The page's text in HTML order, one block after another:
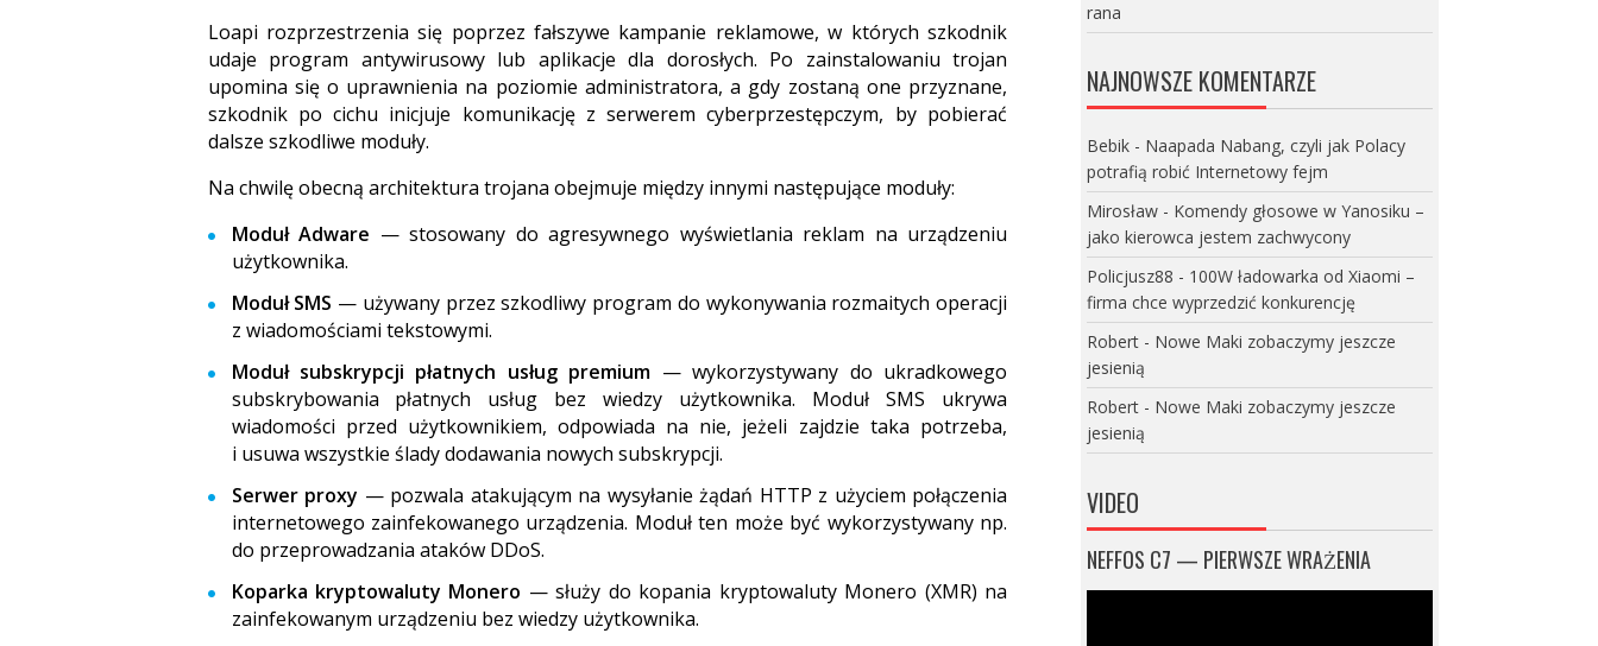
Loapi rozprzestrzenia się poprzez fałszywe kampanie reklamowe, w których szkodnik
udaje program antywirusowy lub aplikacje dla dorosłych. Po zainstalowaniu trojan
upomina się o uprawnienia na poziomie administratora, a gdy zostaną one przyznane,
szkodnik po cichu inicjuje komunikację z serwerem cyberprzestępczym, by pobierać
dalsze szkodliwe moduły.
Na chwilę obecną architektura trojana obejmuje między innymi następujące moduły:
Moduł Adware — stosowany do agresywnego wyświetlania reklam na urządzeniu
użytkownika.
Moduł SMS — używany przez szkodliwy program do wykonywania rozmaitych operacji
z wiadomościami tekstowymi.
Moduł subskrypcji płatnych usług premium — wykorzystywany do ukradkowego
subskrybowania płatnych usług bez wiedzy użytkownika. Moduł SMS ukrywa
wiadomości przed użytkownikiem, odpowiada na nie, jeżeli zajdzie taka potrzeba,
i usuwa wszystkie ślady dodawania nowych subskrypcji.
Serwer proxy — pozwala atakującym na wysyłanie żądań HTTP z użyciem połączenia
internetowego zainfekowanego urządzenia. Moduł ten może być wykorzystywany np.
do przeprowadzania ataków DDoS.
Koparka kryptowaluty Monero — służy do kopania kryptowaluty Monero (XMR) na
zainfekowanym urządzeniu bez wiedzy użytkownika.
rana
NAJNOWSZE KOMENTARZE
Bebik- Naapada Nabang, czyli jak Polacy
potrafią robić Internetowy fejm
Mirosław- Komendy głosowe w Yanosiku –
jako kierowca jestem zachwycony
Policjusz88 - 100W ładowarka od Xiaomi –
firma chce wyprzedzić konkurencję
Robert- Nowe Maki zobaczymy jeszcze
jesienią
Robert- Nowe Maki zobaczymy jeszcze
jesienią
VIDEO
NEFFOS C7 — PIERWSZE WRAŻENIA